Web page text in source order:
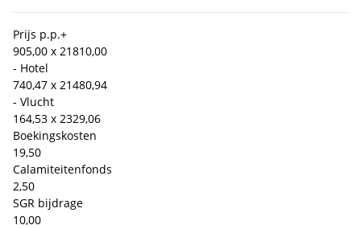
Prijs p.p.+
905,00 x 21810,00
- Hotel
740,47 x 21480,94
- Vlucht
164,53 x 2329,06
Boekingskosten
19,50
Calamiteitenfonds
2,50
SGR bijdrage
10,00